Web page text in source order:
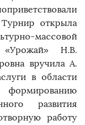
открыла
массовой
Н.В.
вручила А.
в области
развития
работу